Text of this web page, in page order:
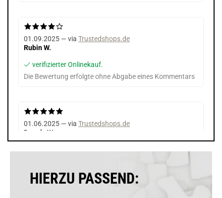
01.09.2025 — via Trustedshops.de
Rubin W.
verifizierter Onlinekauf.
Die Bewertung erfolgte ohne Abgabe eines Kommentars
01.06.2025 — via Trustedshops.de
Dennis W.
HIERZU PASSEND: